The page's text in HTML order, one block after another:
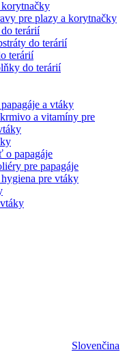
pre plazy a korytnačky
terárií
do terárií
terárií
do terárií
a vtáky
a vitamíny pre
o papagáje
pre papagáje
pre vtáky
Slovenčina